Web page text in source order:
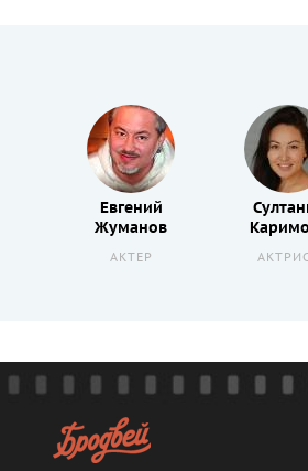
Евгений
Жуманов
АКТЕР